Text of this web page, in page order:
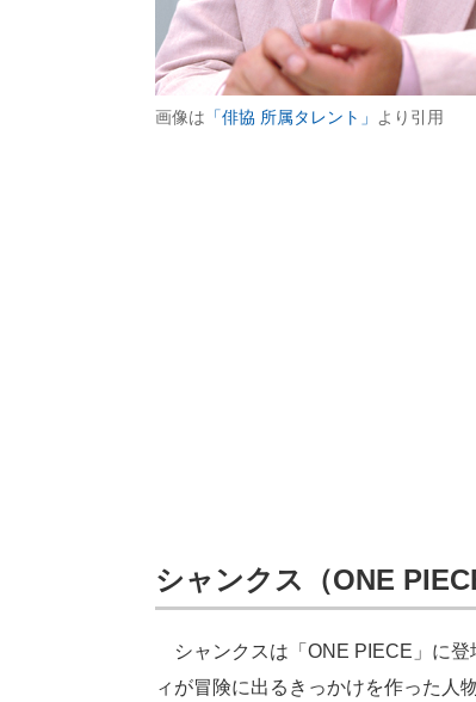
画像は 「俳協 所属タレント」 より引用
シャンクス（ONE
シャンクスは「ONE PIECE」に登
ィが冒険に出るきっかけを作った人